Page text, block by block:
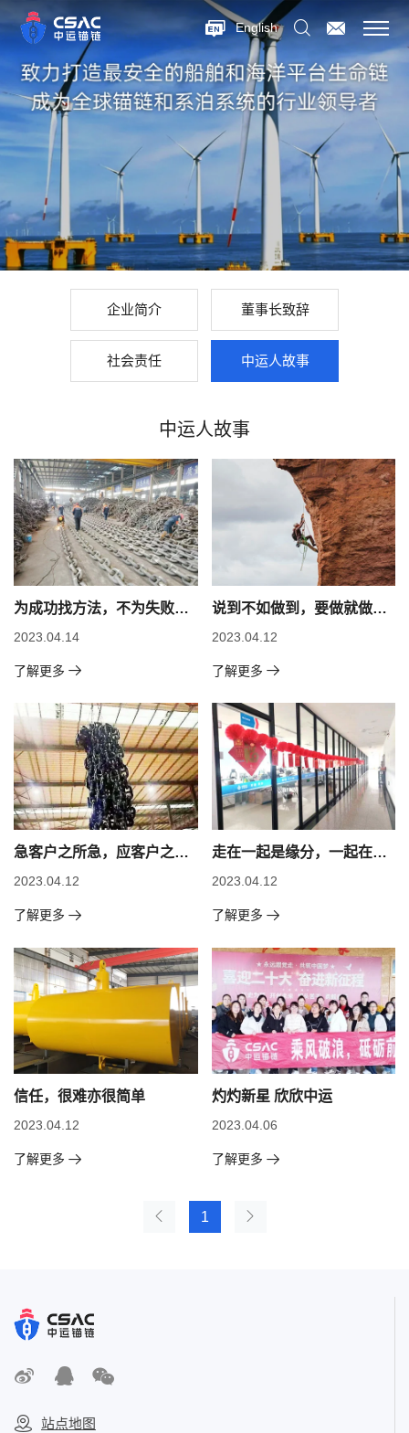
English
企业简介 董事长致辞
社会责任 中运人故事
中运人故事
为成功找方法，不为失败找
借口
2023.04.14
了解更多
说到不如做到，要做就做最
好
2023.04.12
了解更多
急客户之所急，应客户之所
需
2023.04.12
了解更多
走在一起是缘分，一起在走
是幸福。
2023.04.12
了解更多
信任，很难亦很简单
2023.04.12
了解更多
灼灼新星 欣欣中运
2023.04.06
了解更多
1
站点地图